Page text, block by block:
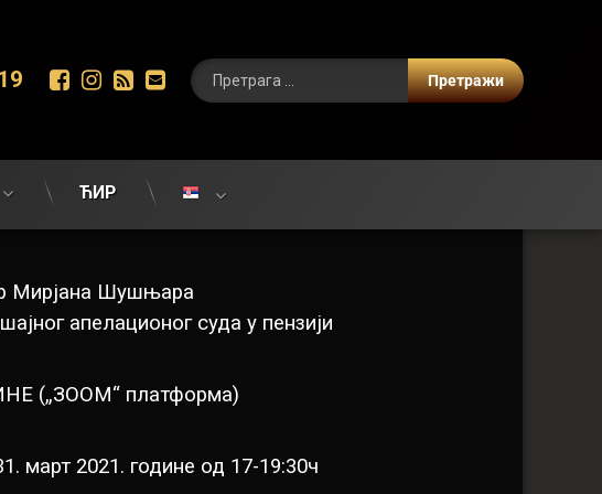
Фацебоок
Инстаграм
РССЕ-маил
ЋИР
Мирјана Шушњара
апелационог суда у пензији
(„ЗООМ“ платформа)
март 2021. године од 17-19:30ч